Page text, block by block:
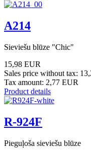
A214
Sieviešu blūze "Chic"
15,98 EUR
Sales price without tax:
Tax amount: 2,77 EUR
Product details
R-924F
Pieguļoša sieviešu blūze